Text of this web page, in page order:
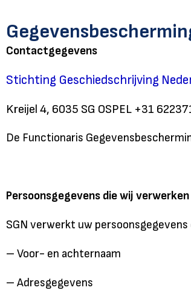
Contactgegevens
Stichting Geschiedschrijving
Kreijel 4, 6035 SG OSPEL +31
De Functionaris
Persoonsgegevens die wij verwerken
SGN verwerkt uw
– Voor- en achternaam
– Adresgegevens